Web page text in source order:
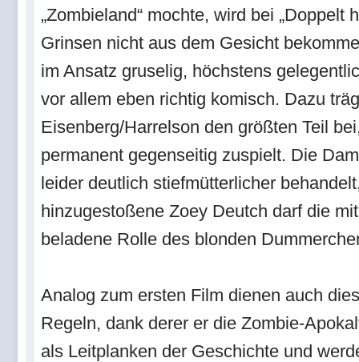
„Zombieland“ mochte, wird bei „Doppelt
Grinsen nicht aus dem Gesicht
im Ansatz gruselig, höchstens
vor allem eben richtig komisch. Dazu
Eisenberg/Harrelson den größten Teil
permanent gegenseitig zuspielt. Die
leider deutlich stiefmütterlicher
hinzugestoßene Zoey Deutch darf die
beladene Rolle des blonden
Analog zum ersten Film dienen auch
Regeln, dank derer er die Zombie-
als Leitplanken der Geschichte und